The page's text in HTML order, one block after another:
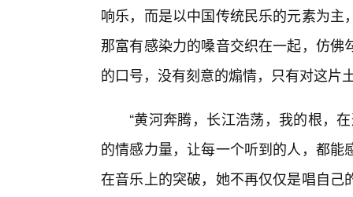
响乐，而是以中国传统民乐的元素为
那富有感染力的嗓音交织在一起，仿
的口号，没有刻意的煽情，只有对这片
“黄河奔腾，长江浩荡，我的根，
的情感力量，让每一个听到的人，都
在音乐上的突破，她不再仅仅是唱自